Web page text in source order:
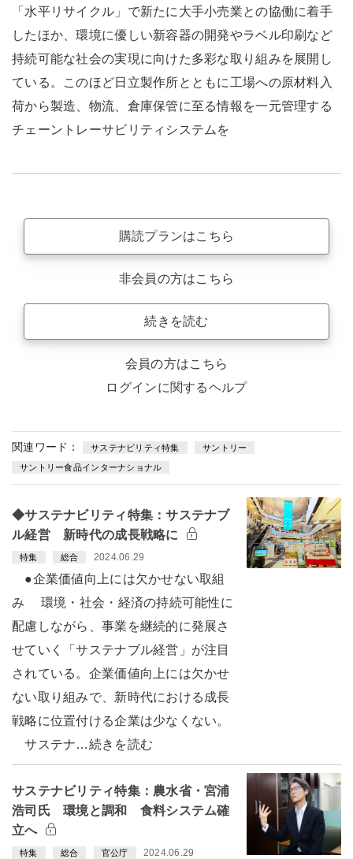
「水平リサイクル」で新たに大手小売業との協働に着手
したほか、環境に優しい新容器の開発やラベル印刷など
持続可能な社会の実現に向けた多彩な取り組みを展開し
ている。このほど日立製作所とともに工場への原材料入
荷から製造、物流、倉庫保管に至る情報を一元管理する
チェーントレーサビリティシステムを
購読プランはこちら
非会員の方はこちら
続きを読む
会員の方はこちら
ログインに関するヘルプ
関連ワード： サステナビリティ特集 サントリー
サントリー食品インターナショナル
◆サステナビリティ特集：サステナブ
ル経営 新時代の成長戦略に
特集 総合 2024.06.29
●企業価値向上には欠かせない取組
み 環境・社会・経済の持続可能性に
配慮しながら、事業を継続的に発展さ
せていく「サステナブル経営」が注目
されている。企業価値向上には欠かせ
ない取り組みで、新時代における成長
戦略に位置付ける企業は少なくない。
サステナ…続きを読む
サステナビリティ特集：農水省・宮浦
浩司氏 環境と調和 食料システム確
立へ
特集 総合 官公庁 2024.06.29